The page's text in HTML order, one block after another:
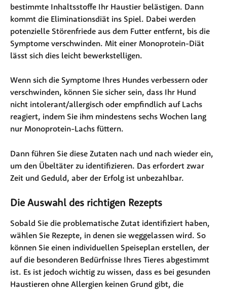
bestimmte Inhaltsstoffe Ihr Haustier belästigen. Dann
kommt die Eliminationsdiät ins Spiel. Dabei werden
potenzielle Störenfriede aus dem Futter entfernt, bis die
Symptome verschwinden. Mit einer Monoprotein-Diät
lässt sich dies leicht bewerkstelligen.
Wenn sich die Symptome Ihres Hundes verbessern oder
verschwinden, können Sie sicher sein, dass Ihr Hund
nicht intolerant/allergisch oder empfindlich auf Lachs
reagiert, indem Sie ihm mindestens sechs Wochen lang
nur Monoprotein-Lachs füttern.
Dann führen Sie diese Zutaten nach und nach wieder ein,
um den Übeltäter zu identifizieren. Das erfordert zwar
Zeit und Geduld, aber der Erfolg ist unbezahlbar.
Die Auswahl des richtigen Rezepts
Sobald Sie die problematische Zutat identifiziert haben,
wählen Sie Rezepte, in denen sie weggelassen wird. So
können Sie einen individuellen Speiseplan erstellen, der
auf die besonderen Bedürfnisse Ihres Tieres abgestimmt
ist. Es ist jedoch wichtig zu wissen, dass es bei gesunden
Haustieren ohne Allergien keinen Grund gibt, die